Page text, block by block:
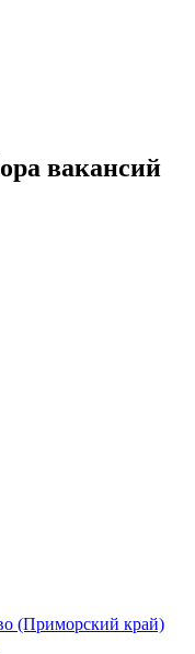
вакансий
(Приморский край)